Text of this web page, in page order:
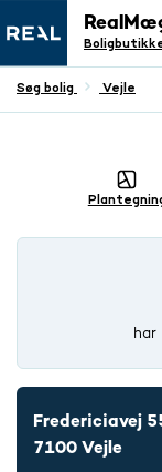
Søg bolig Vejle
har
Fredericiavej
7100 Vejle